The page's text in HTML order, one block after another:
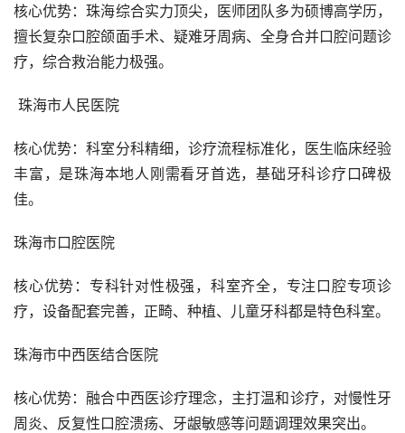
核心优势：珠海综合实力顶尖，医师团队多为硕博高学历，
擅长复杂口腔颌面手术、疑难牙周病、全身合并口腔问题诊
疗，综合救治能力极强。
珠海市人民医院
核心优势：科室分科精细，诊疗流程标准化，医生临床经验
丰富，是珠海本地人刚需看牙首选，基础牙科诊疗口碑极
佳。
珠海市口腔医院
核心优势：专科针对性极强，科室齐全，专注口腔专项诊
疗，设备配套完善，正畸、种植、儿童牙科都是特色科室。
珠海市中西医结合医院
核心优势：融合中西医诊疗理念，主打温和诊疗，对慢性牙
周炎、反复性口腔溃疡、牙龈敏感等问题调理效果突出。